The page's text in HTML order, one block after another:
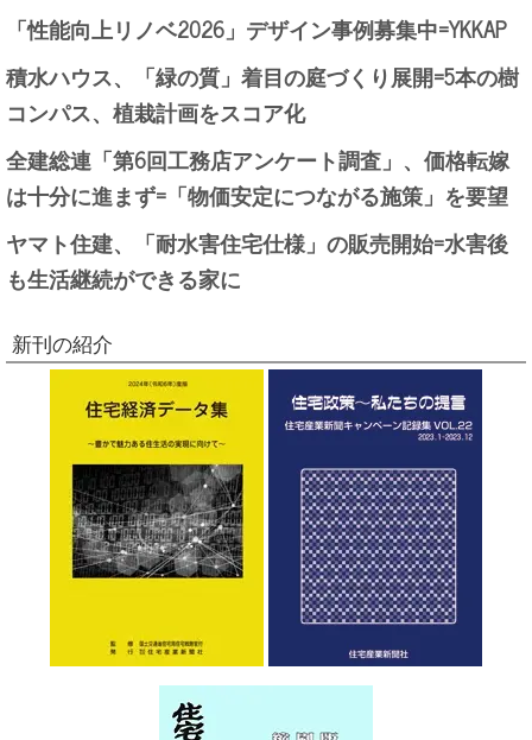
「性能向上リノベ2026」デザイン事例募集中=YKKAP
積水ハウス、「緑の質」着目の庭づくり展開=5本の樹
コンパス、植栽計画をスコア化
全建総連「第6回工務店アンケート調査」、価格転嫁
は十分に進まず=「物価安定につながる施策」を要望
ヤマト住建、「耐水害住宅仕様」の販売開始=水害後
も生活継続ができる家に
新刊の紹介